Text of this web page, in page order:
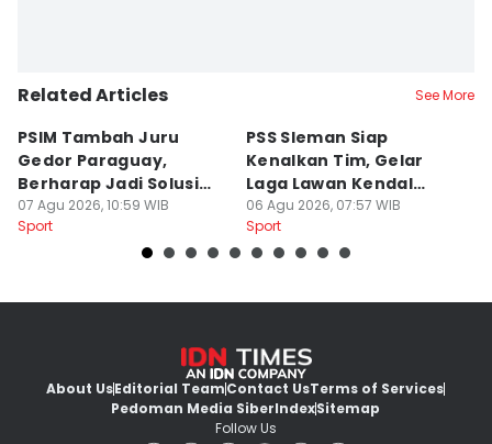
Related Articles See More
PSIM Tambah Juru
Gedor Paraguay,
Berharap Jadi Solusi
Minimnya Pencetak Gol
07 Agu 2026, 10:59 WIB
Sport
PSS Sleman Siap
Kenalkan Tim, Gelar
Laga Lawan Kendal
Tornado FC
06 Agu 2026, 07:57 WIB
Sport
About UsEditorial TeamContact UsTerms of Services
Pedoman Media SiberIndexSitemap
Follow Us